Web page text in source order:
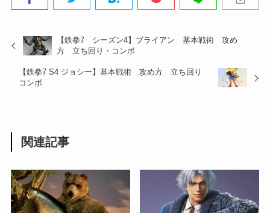
【鉄拳7 シーズン4】ブライアン 基本戦術 攻め
方 立ち回り・コンボ
【鉄拳7 S4 ジョシー】基本戦術 攻め方 立ち回り
コンボ
関連記事